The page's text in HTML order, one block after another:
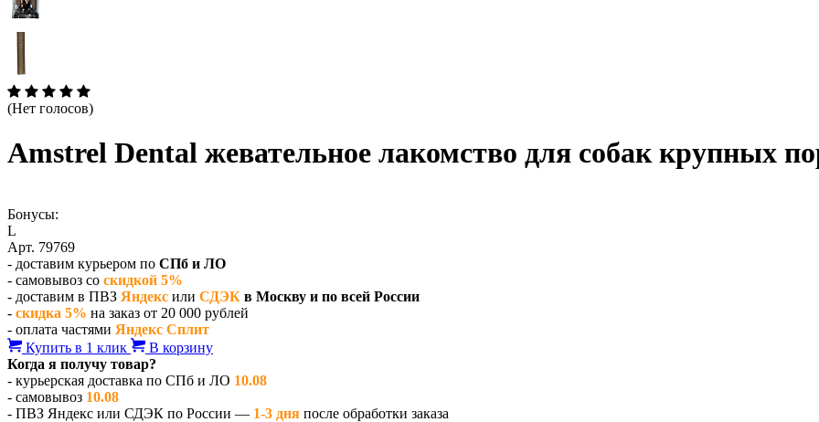
(Нет голосов)
Amstrel Dental жевательное лакомство для собак крупных
Бонусы:
L
Арт. 79769
- доставим курьером по СПб и ЛО
- самовывоз со скидкой 5%
- доставим в ПВЗ Яндекс или СДЭК в Москву и по всей России
- скидка 5% на заказ от 20 000 рублей
- оплата частями Яндекс Сплит
Купить в 1 клик
В корзину
Когда я получу товар?
- курьерская доставка по СПб и ЛО 10.08
- самовывоз 10.08
- ПВЗ Яндекс или СДЭК по России — 1-3 дня после обработки заказа